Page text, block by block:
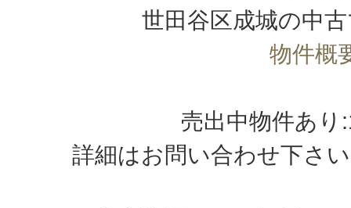
世田谷区成城の中
物件概
売出中物件あり
詳細はお問い合わせ下さ